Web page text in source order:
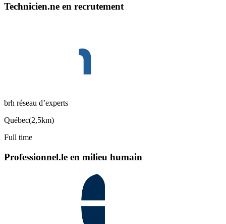
Technicien.ne en recrutement
brh réseau d’experts
Québec(2,5km)
Full time
Professionnel.le en milieu humain